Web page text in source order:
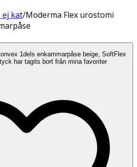
ej kat/Moderma Flex urostomi
1dels enkammarpåse beige, SoftFlex
har tagits bort från mina favoriter